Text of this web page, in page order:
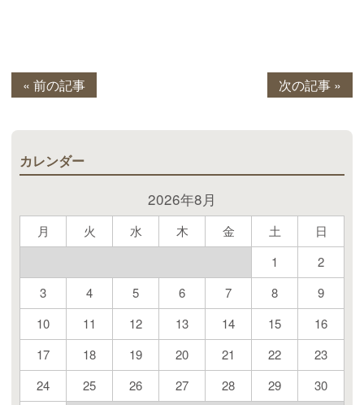
« 前の記事 次の記事 »
カレンダー
2026年8月
月 火 水 木 金 土
日
1
2
3
4 5 6 7 8
9
10
11 12 13 14 15
16
17
18 19 20 21 22
23
24
25 26 27 28 29 30